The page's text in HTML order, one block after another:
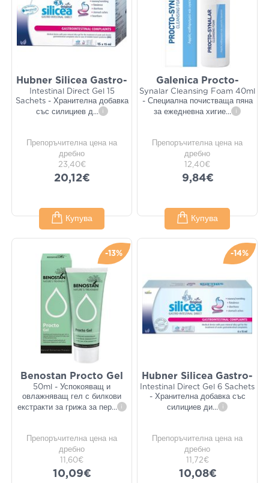
Hubner Silicea Gastro-
Intestinal Direct Gel 15
Sachets - Хранителна добавка
със силициев д... i
Препоръчителна цена на
дребно
23,40€
20,12€
Купува
Galenica Procto-
Synalar Cleansing Foam 40ml
- Специална почистваща пяна
за ежедневна хигие... i
Препоръчителна цена на
дребно
12,40€
9,84€
Купува
-13%
Benostan Procto Gel
50ml - Успокояващ и
овлажняващ гел с билкови
екстракти за грижа за пер... i
Препоръчителна цена на
дребно
11,60€
10,09€
-14%
Hubner Silicea Gastro-
Intestinal Direct Gel 6 Sachets
- Хранителна добавка със
силициев ди... i
Препоръчителна цена на
дребно
11,72€
10,08€